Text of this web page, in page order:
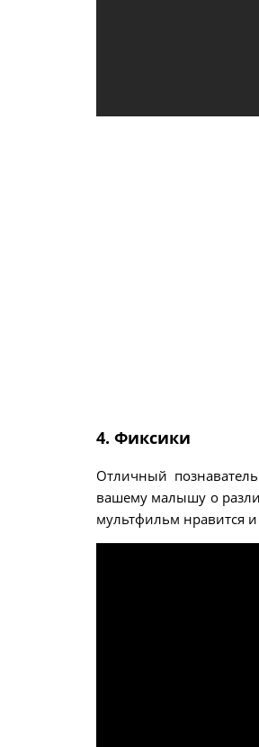
4. Фиксики
Отличный
вашему малышу о
мультфильм нравится